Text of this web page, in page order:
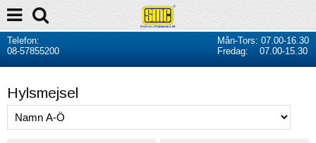
Telefon:
08-57855200
Mån-Tors: 07.00-16.30
Fredag: 07.00-15.30
Hylsmejsel